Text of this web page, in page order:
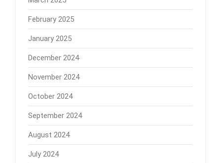
February 2025
January 2025
December 2024
November 2024
October 2024
September 2024
August 2024
July 2024